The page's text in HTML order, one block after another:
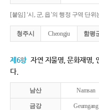
[붙임] ‘시, 군, 읍’의 행정 구역 단
청주시 Cheongju 함평
제6항 자연 지물명, 문화재명,
다.
남산 Namsan
금강 Geumgang